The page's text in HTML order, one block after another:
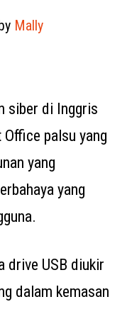
Mally
siber di Inggris
palsu yang
yang
yang
drive USB diukir
dalam kemasan